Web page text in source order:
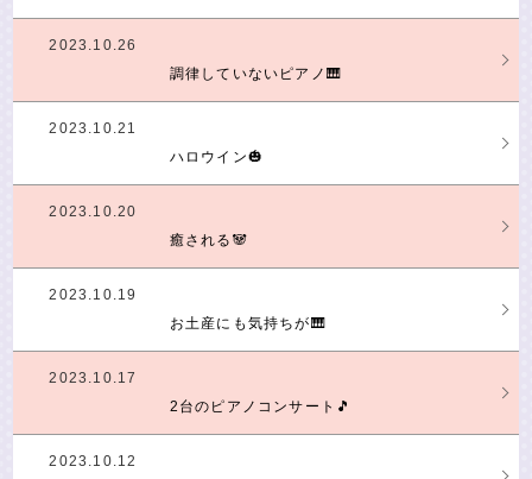
2023.10.26
調律していないピアノ🎹
2023.10.21
ハロウイン🎃
2023.10.20
癒される🐼
2023.10.19
お土産にも気持ちが🎹
2023.10.17
2台のピアノコンサート🎵
2023.10.12